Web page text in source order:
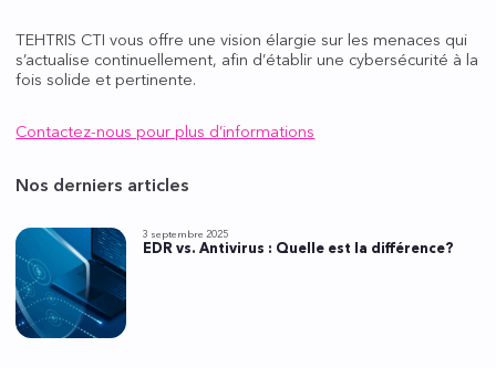
TEHTRIS CTI vous offre une vision élargie sur les menaces qui
s’actualise continuellement, afin d’établir une cybersécurité à la
fois solide et pertinente.
Contactez-nous pour plus d’informations
Nos derniers articles
3 septembre 2025
EDR vs. Antivirus : Quelle est la différence?